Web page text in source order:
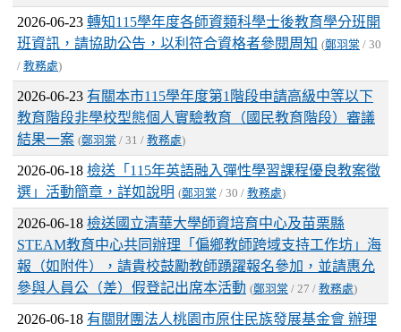
2026-06-23 轉知115學年度各師資類科學士後教育學分班開
班資訊，請協助公告，以利符合資格者參閱周知 (鄭羽棠 / 30
/ 教務處)
2026-06-23 有關本市115學年度第1階段申請高級中等以下
教育階段非學校型態個人實驗教育（國民教育階段）審議
結果一案 (鄭羽棠 / 31 / 教務處)
2026-06-18 檢送「115年英語融入彈性學習課程優良教案徵
選」活動簡章，詳如說明 (鄭羽棠 / 30 / 教務處)
2026-06-18 檢送國立清華大學師資培育中心及苗栗縣
STEAM教育中心共同辦理「偏鄉教師跨域支持工作坊」海
報（如附件），請貴校鼓勵教師踴躍報名參加，並請惠允
參與人員公（差）假登記出席本活動 (鄭羽棠 / 27 / 教務處)
2026-06-18 有關財團法人桃園市原住民族發展基金會 辦理